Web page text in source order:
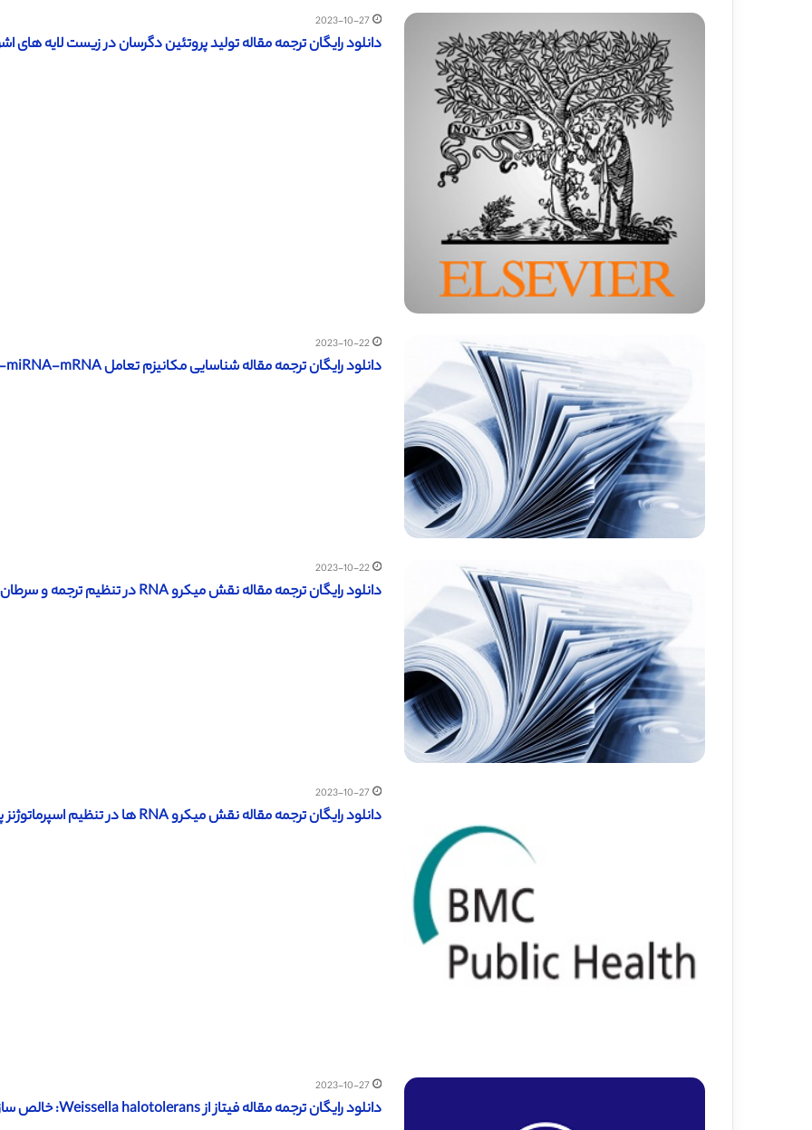
2023-10-27
دانلود رایگان ترجمه مقاله تولید پروتئین دگرسان در زیست لایه های
2023-10-22
دانلود رایگان ترجمه مقاله شناسایی مکانیزم تعامل lncRNA-miRNA-mRNA در سرطان سینه – (نشریه Spandidos 2017)
2023-10-22
دانلود رایگان ترجمه مقاله نقش میکرو RNA در تنظیم ترجمه و سرطان – Wjgnet 2017
2023-10-27
دانلود رایگان ترجمه مقاله نقش میکرو RNA ها در تنظیم اسپرماتوژنز پستانداران (نشریه BMC 2017)
2023-10-27
دانلود رایگان ترجمه مقاله فیتاز از Weissella halotolerans: خالص سازی و اثر برخی فلزات (نشریه تیلور و فرانسیس 2017)